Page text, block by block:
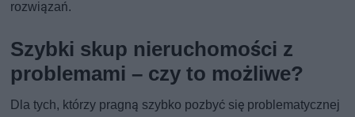
rozwiązań.
Szybki skup nieruchomości z
problemami – czy to możliwe?
Dla tych, którzy pragną szybko pozbyć się problematycznej